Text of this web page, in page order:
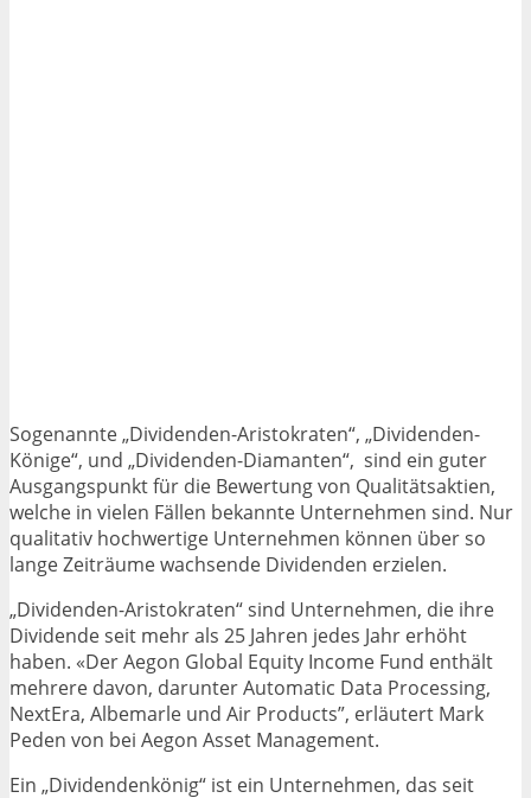
Sogenannte „Dividenden-Aristokraten“, „Dividenden-
Könige“, und „Dividenden-Diamanten“, sind ein guter
Ausgangspunkt für die Bewertung von Qualitätsaktien,
welche in vielen Fällen bekannte Unternehmen sind. Nur
qualitativ hochwertige Unternehmen können über so
lange Zeiträume wachsende Dividenden erzielen.
„Dividenden-Aristokraten“ sind Unternehmen, die ihre
Dividende seit mehr als 25 Jahren jedes Jahr erhöht
haben. «Der Aegon Global Equity Income Fund enthält
mehrere davon, darunter Automatic Data Processing,
NextEra, Albemarle und Air Products”, erläutert Mark
Peden von bei Aegon Asset Management.
Ein „Dividendenkönig“ ist ein Unternehmen, das seit